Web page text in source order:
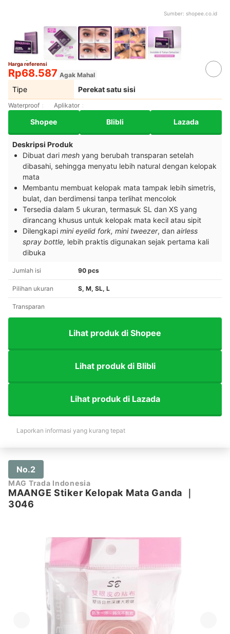
Sumber: shopee.co.id
Harga referensi
Rp68.587 Agak Mahal
Tipe Perekat satu sisi
Waterproof Aplikator
Shopee Blibli Lazada
Deskripsi Produk
Dibuat dari mesh yang berubah transparan setelah
dibasahi, sehingga menyatu lebih natural dengan kelopak
mata
Membantu membuat kelopak mata tampak lebih simetris,
bulat, dan berdimensi tanpa terlihat mencolok
Tersedia dalam 5 ukuran, termasuk SL dan XS yang
dirancang khusus untuk kelopak mata kecil atau sipit
Dilengkapi mini eyelid fork, mini tweezer, dan airless
spray bottle, lebih praktis digunakan sejak pertama kali
dibuka
Jumlah isi 90 pcs
Pilihan ukuran S, M, SL, L
Transparan
Lihat produk di Shopee
Lihat produk di Blibli
Lihat produk di Lazada
Laporkan informasi yang kurang tepat
No.2
MAG Trada Indonesia
MAANGE Stiker Kelopak Mata Ganda
3046